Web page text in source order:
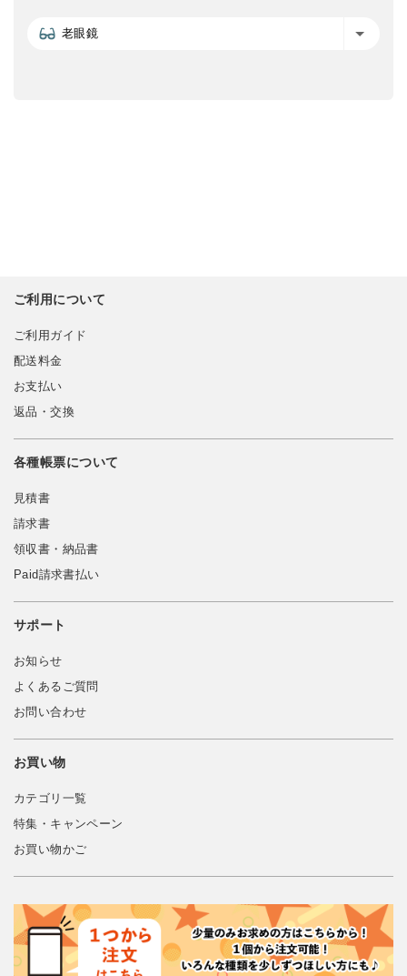
老眼鏡
ご利用について
ご利用ガイド
配送料金
お支払い
返品・交換
各種帳票について
見積書
請求書
領収書・納品書
Paid請求書払い
サポート
お知らせ
よくあるご質問
お問い合わせ
お買い物
カテゴリ一覧
特集・キャンペーン
お買い物かご